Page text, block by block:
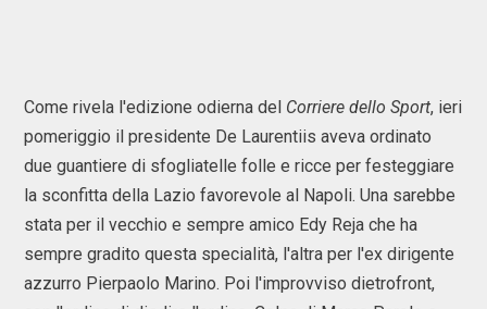
Come rivela l'edizione odierna del Corriere dello Sport, ieri
pomeriggio il presidente De Laurentiis aveva ordinato
due guantiere di sfogliatelle folle e ricce per festeggiare
la sconfitta della Lazio favorevole al Napoli. Una sarebbe
stata per il vecchio e sempre amico Edy Reja che ha
sempre gradito questa specialità, l'altra per l'ex dirigente
azzurro Pierpaolo Marino. Poi l'improvviso dietrofront,